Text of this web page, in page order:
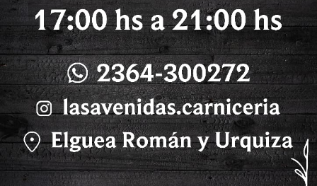
Lunes, 29 de Junio de 2026 . 17:19 Hs.